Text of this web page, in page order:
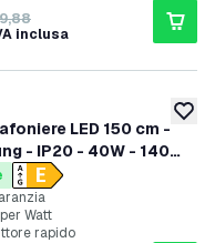
inclusa
LED 150 cm -
- IP20 - 40W - 140
- 5 anni di garanzia
delle recensioni
Watt
rapido